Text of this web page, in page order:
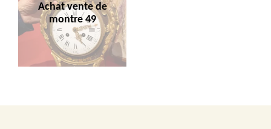
Achat vente de
montre 49